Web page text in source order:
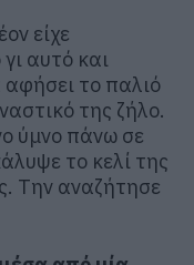
είχε
αυτό και
το παλιό
της ζήλο.
ύμνο πάνω σε
το κελί της
Την αναζήτησε